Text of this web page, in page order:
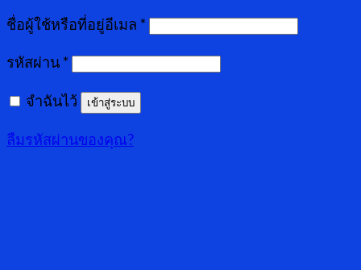
ชื่อผู้ใช้หรือที่อยู่อีเมล *
รหัสผ่าน *
จำฉันไว้ เข้าสู่ระบบ
ลืมรหัสผ่านของคุณ?